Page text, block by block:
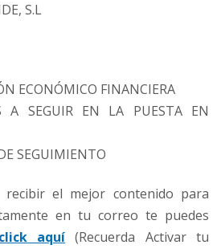
S.L
ECONÓMICO FINANCIERA
A SEGUIR EN LA PUESTA EN
SEGUIMIENTO
el mejor contenido para
en tu correo te puedes
aquí (Recuerda Activar tu